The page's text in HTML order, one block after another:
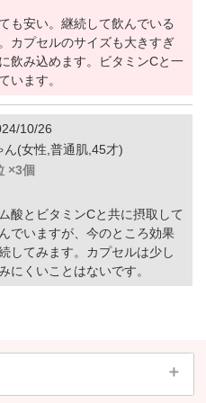
も安い。継続して飲んでいる
カプセルのサイズも大きすぎ
飲み込めます。ビタミンCと一
います。
10/26
ん(女性,普通肌,45才)
×3個
酸とビタミンCと共に摂取して
でいますが、今のところ効果
してみます。カプセルは少し
にくいことはないです。